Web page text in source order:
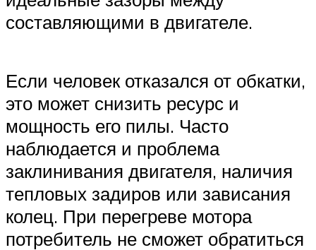
составляющими в двигателе.
Если человек отказался от обкатки,
это может снизить ресурс и
мощность его пилы. Часто
наблюдается и проблема
заклинивания двигателя, наличия
тепловых задиров или зависания
колец. При перегреве мотора
потребитель не сможет обратиться